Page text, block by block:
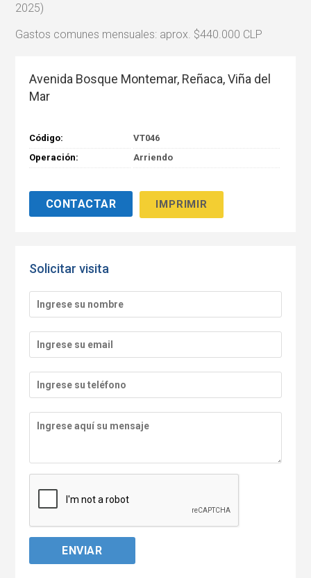
2025)
Gastos comunes mensuales: aprox. $440.000 CLP
Avenida Bosque Montemar, Reñaca, Viña del
Mar
Código:
VT046
Operación:
Arriendo
IMPRIMIR
Solicitar visita